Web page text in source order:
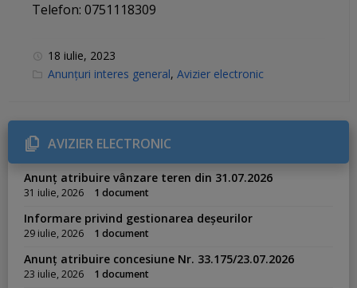
Telefon: 0751118309
18 iulie, 2023
C
r
i
e
s
Anunțuri interes general, Avizier electronic
AVIZIER ELECTRONIC
Anunț atribuire vânzare teren din 31.07.2026
31 iulie, 2026 1 document
Informare privind gestionarea deșeurilor
29 iulie, 2026 1 document
Anunț atribuire concesiune Nr. 33.175/23.07.2026
23 iulie, 2026 1 document